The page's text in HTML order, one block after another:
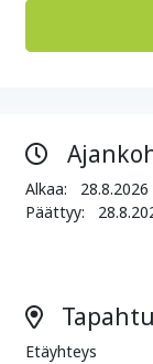
Alkaa: 28.8.2026
Päättyy:
Etäyhteys